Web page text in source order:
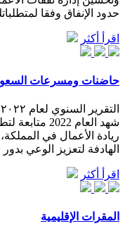
حدود الإنفاق وفقا
اقرأ أكثر
حاضنات ومسرعات
شهد العام
ريادة الأعمال في
الهادفة لتعزيز الوعي
اقرأ أكثر
المقرات الإقليمية